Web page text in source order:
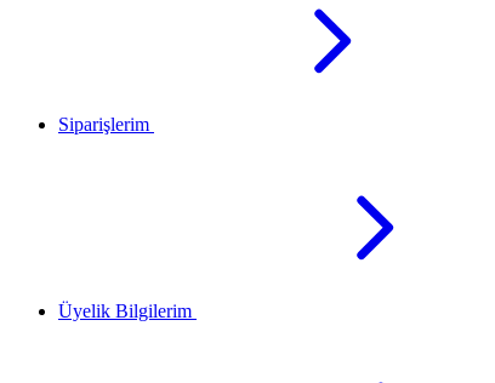
Siparişlerim
Üyelik Bilgilerim